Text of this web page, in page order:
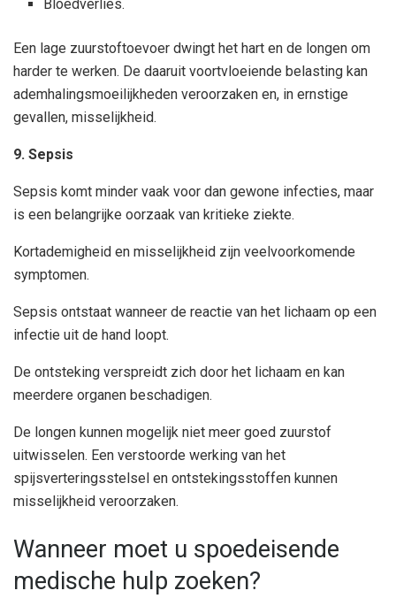
Bloedverlies.
Een lage zuurstoftoevoer dwingt het hart en de longen om
harder te werken. De daaruit voortvloeiende belasting kan
ademhalingsmoeilijkheden veroorzaken en, in ernstige
gevallen, misselijkheid.
9. Sepsis
Sepsis komt minder vaak voor dan gewone infecties, maar
is een belangrijke oorzaak van kritieke ziekte.
Kortademigheid en misselijkheid zijn veelvoorkomende
symptomen.
Sepsis ontstaat wanneer de reactie van het lichaam op een
infectie uit de hand loopt.
De ontsteking verspreidt zich door het lichaam en kan
meerdere organen beschadigen.
De longen kunnen mogelijk niet meer goed zuurstof
uitwisselen. Een verstoorde werking van het
spijsverteringsstelsel en ontstekingsstoffen kunnen
misselijkheid veroorzaken.
Wanneer moet u spoedeisende
medische hulp zoeken?